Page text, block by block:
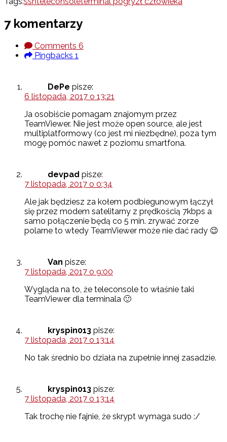
7 komentarzy
Comments 6
Pingbacks 1
DePe pisze:
6 listopada, 2017 o 13:21
Ja osobiście pomagam znajomym przez
TeamViewer. Nie jest może open source, ale jest
multiplatformowy (co jest mi niezbędne), poza tym
mogę pomóc nawet z poziomu smartfona.
devpad pisze:
7 listopada, 2017 o 0:34
Ale jak będziesz za kołem podbiegunowym łączył
się przez modem satelitarny z prędkością 7kbps a
samo połączenie będą co 5 min. zrywać zorze
polarne to wtedy TeamViewer może nie dać rady 😉
Van pisze:
7 listopada, 2017 o 9:00
Wygląda na to, że teleconsole to właśnie taki
TeamViewer dla terminala 🙂
kryspin013 pisze:
7 listopada, 2017 o 13:14
No tak średnio bo działa na zupełnie innej zasadzie.
kryspin013 pisze:
7 listopada, 2017 o 13:14
Tak trochę nie fajnie, że skrypt wymaga sudo :/